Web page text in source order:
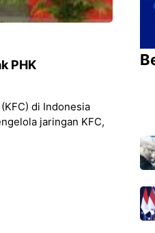
PHK
di Indonesia
jaringan KFC,